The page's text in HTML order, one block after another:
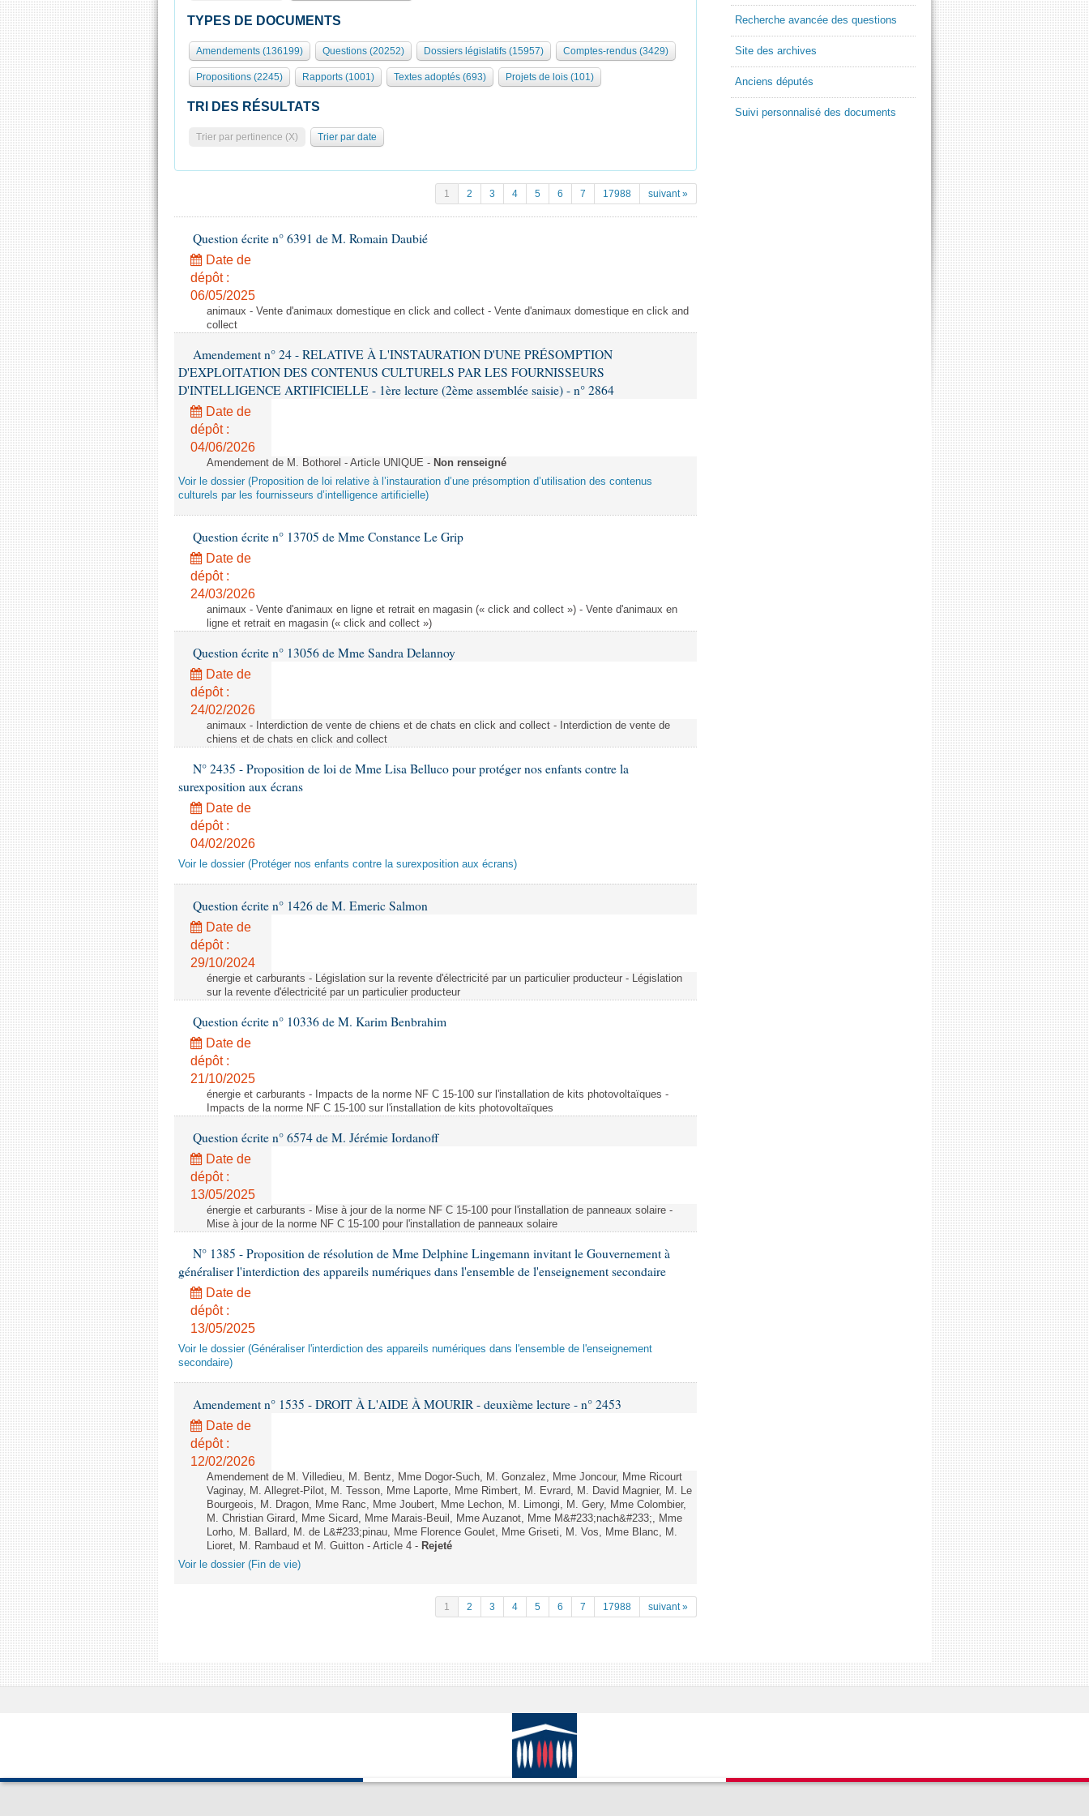
TYPES DE DOCUMENTS
Amendements (136199) Questions (20252) Dossiers législatifs (15957) Comptes-rendus (3429)
Propositions (2245) Rapports (1001) Textes adoptés (693) Projets de lois (101)
TRI DES RÉSULTATS
Trier par pertinence (X) Trier par date
1 2 3 4 5 6 7 17988 suivant »
Question écrite n° 6391 de M. Romain Daubié
Date de
dépôt :
06/05/2025
animaux - Vente d'animaux domestique en click and collect - Vente d'animaux domestique en click and
collect
Amendement n° 24 - RELATIVE À L'INSTAURATION D'UNE PRÉSOMPTION
D'EXPLOITATION DES CONTENUS CULTURELS PAR LES FOURNISSEURS
D'INTELLIGENCE ARTIFICIELLE - 1ère lecture (2ème assemblée saisie) - n° 2864
Date de
dépôt :
04/06/2026
Amendement de M. Bothorel - Article UNIQUE - Non renseigné
Voir le dossier (Proposition de loi relative à l’instauration d’une présomption d’utilisation des contenus
culturels par les fournisseurs d’intelligence artificielle)
Question écrite n° 13705 de Mme Constance Le Grip
Date de
dépôt :
24/03/2026
animaux - Vente d'animaux en ligne et retrait en magasin (« click and collect ») - Vente d'animaux en
ligne et retrait en magasin (« click and collect »)
Question écrite n° 13056 de Mme Sandra Delannoy
Date de
dépôt :
24/02/2026
animaux - Interdiction de vente de chiens et de chats en click and collect - Interdiction de vente de
chiens et de chats en click and collect
N° 2435 - Proposition de loi de Mme Lisa Belluco pour protéger nos enfants contre la
surexposition aux écrans
Date de
dépôt :
04/02/2026
Voir le dossier (Protéger nos enfants contre la surexposition aux écrans)
Question écrite n° 1426 de M. Emeric Salmon
Date de
dépôt :
29/10/2024
énergie et carburants - Législation sur la revente d'électricité par un particulier producteur - Législation
sur la revente d'électricité par un particulier producteur
Question écrite n° 10336 de M. Karim Benbrahim
Date de
dépôt :
21/10/2025
énergie et carburants - Impacts de la norme NF C 15-100 sur l'installation de kits photovoltaïques -
Impacts de la norme NF C 15-100 sur l'installation de kits photovoltaïques
Question écrite n° 6574 de M. Jérémie Iordanoff
Date de
dépôt :
13/05/2025
énergie et carburants - Mise à jour de la norme NF C 15-100 pour l'installation de panneaux solaire -
Mise à jour de la norme NF C 15-100 pour l'installation de panneaux solaire
N° 1385 - Proposition de résolution de Mme Delphine Lingemann invitant le Gouvernement à
généraliser l'interdiction des appareils numériques dans l'ensemble de l'enseignement secondaire
Date de
dépôt :
13/05/2025
Voir le dossier (Généraliser l'interdiction des appareils numériques dans l'ensemble de l'enseignement
secondaire)
Amendement n° 1535 - DROIT À L'AIDE À MOURIR - deuxième lecture - n° 2453
Date de
dépôt :
12/02/2026
Amendement de M. Villedieu, M. Bentz, Mme Dogor-Such, M. Gonzalez, Mme Joncour, Mme Ricourt
Vaginay, M. Allegret-Pilot, M. Tesson, Mme Laporte, Mme Rimbert, M. Evrard, M. David Magnier, M. Le
Bourgeois, M. Dragon, Mme Ranc, Mme Joubert, Mme Lechon, M. Limongi, M. Gery, Mme Colombier,
M. Christian Girard, Mme Sicard, Mme Marais-Beuil, Mme Auzanot, Mme M&#233;nach&#233;, Mme
Lorho, M. Ballard, M. de L&#233;pinau, Mme Florence Goulet, Mme Griseti, M. Vos, Mme Blanc, M.
Lioret, M. Rambaud et M. Guitton - Article 4 - Rejeté
Voir le dossier (Fin de vie)
1 2 3 4 5 6 7 17988 suivant »
Recherche avancée des questions
Site des archives
Anciens députés
Suivi personnalisé des documents